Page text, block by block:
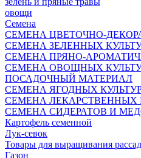
овощи
Семена
СЕМЕНА ЦВЕТОЧНО-
СЕМЕНА ЗЕЛЕННЫХ
СЕМЕНА ПРЯНО-
СЕМЕНА ОВОЩНЫХ
ПОСАДОЧНЫЙ МАТЕРИАЛ
СЕМЕНА ЯГОДНЫХ
СЕМЕНА ЛЕКАРСТВЕННЫХ
СЕМЕНА СИДЕРАТОВ И
Картофель семенной
Лук-севок
Товары для выращивания
Газон